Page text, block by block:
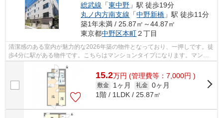
総武線 「東中野 」駅 徒歩19分
丸ノ内方南支線 「中野新橋 」駅 徒歩11分
築1年未満 / 25.87㎡～44.87㎡
東京都中野区本町２丁目
清潔感のある室内が魅力的な2026年築の物件となっており、一押しです。徒
歩4分に駅がある物件です。こちらはマンションタイプになります。マンシ
ョンの周辺に駅が2つあり、よく電車を...
15.2万円 (管理費等：7,000円 )
敷金 1ヶ月 礼金 0ヶ月
1階 / 1LDK / 25.87㎡